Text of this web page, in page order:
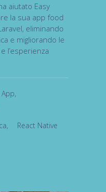
aiutato Easy
la sua app food
eliminando
e migliorando le
l’esperienza
App,
, React Native